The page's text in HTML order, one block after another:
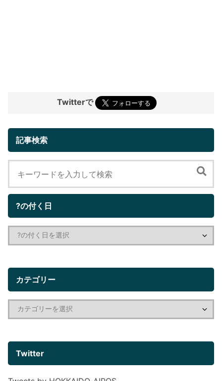
Twitterで
記事検索
?の付く日
カテゴリー
Twitter